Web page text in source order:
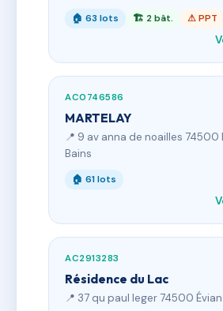
🏠 63 lots 🏗 2 bât. ⚠ PPT
AC0746586
MARTELAY
📍 9 av anna de noailles 74500
Bains
🏠 61 lots
AC2913283
Résidence du Lac
📍 37 qu paul leger 74500